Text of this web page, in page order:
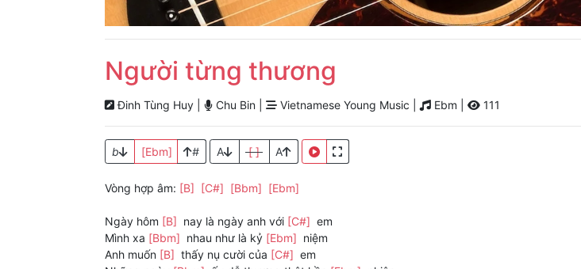
Người từng thương
Đinh Tùng Huy | Chu Bin | Vietnamese Young Music | Ebm | 111
b [Ebm] # A [ ] A
Vòng hợp âm: [B] [C#] [Bbm] [Ebm]
Ngày hôm [B] nay là ngày anh với [C#] em
Mình xa [Bbm] nhau như là kỷ [Ebm] niệm
Anh muốn [B] thấy nụ cười của [C#] em